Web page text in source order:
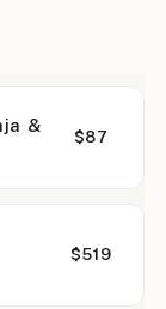
&
$87
$519